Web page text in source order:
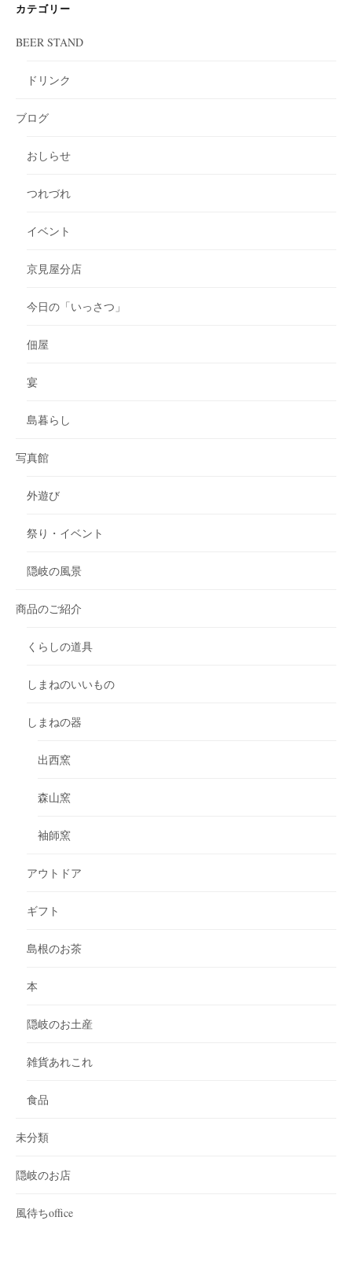
カテゴリー
BEER STAND
ドリンク
ブログ
おしらせ
つれづれ
イベント
京見屋分店
今日の「いっさつ」
佃屋
宴
島暮らし
写真館
外遊び
祭り・イベント
隠岐の風景
商品のご紹介
くらしの道具
しまねのいいもの
しまねの器
出西窯
森山窯
袖師窯
アウトドア
ギフト
島根のお茶
本
隠岐のお土産
雑貨あれこれ
食品
未分類
隠岐のお店
風待ちoffice